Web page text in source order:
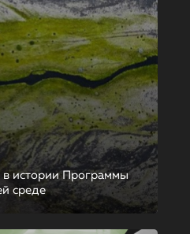
в истории Программы
среде